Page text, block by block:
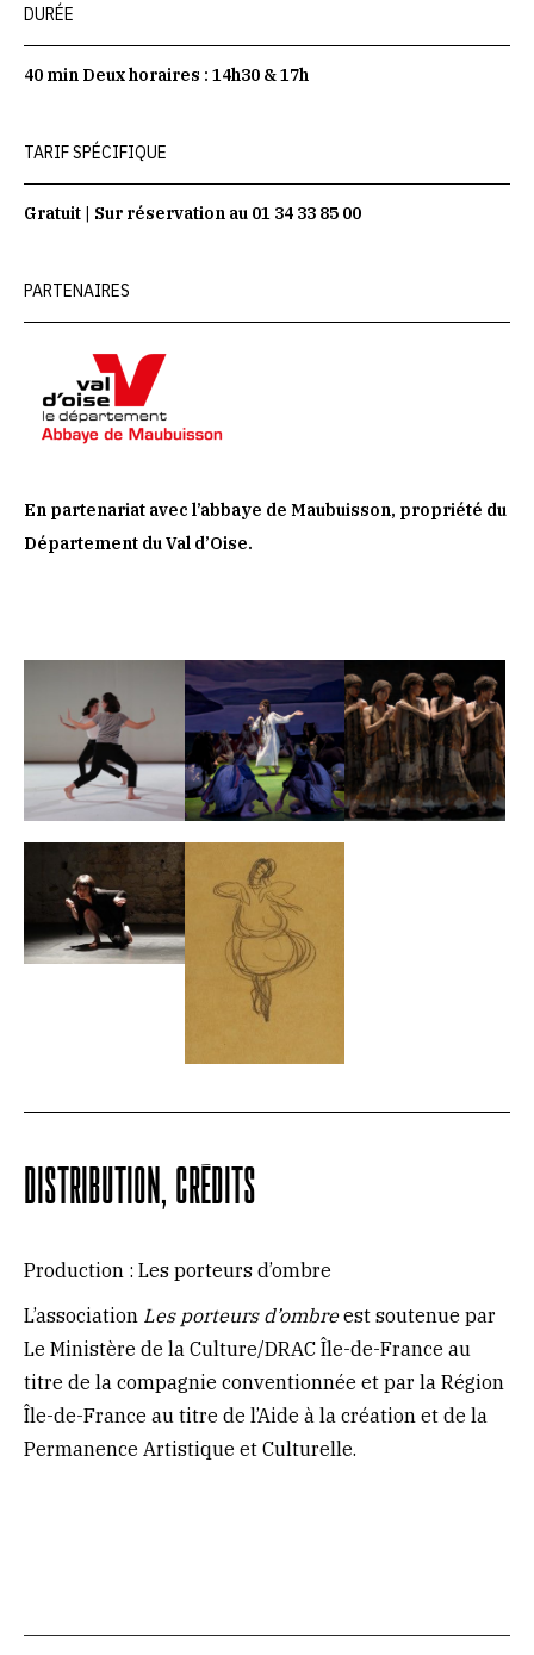
DURÉE
40 min Deux horaires : 14h30 & 17h
TARIF SPÉCIFIQUE
Gratuit | Sur réservation au 01 34 33 85 00
PARTENAIRES
En partenariat avec l’abbaye de Maubuisson, propriété du
Département du Val d’Oise.
DISTRIBUTION, CRÉDITS
Production : Les porteurs d’ombre
L’association Les porteurs d’ombreest soutenue par
Le Ministère de la Culture/DRAC Île-de-France au
titre de la compagnie conventionnée et par la Région
Île-de-France au titre de l’Aide à la création et de la
Permanence Artistique et Culturelle.